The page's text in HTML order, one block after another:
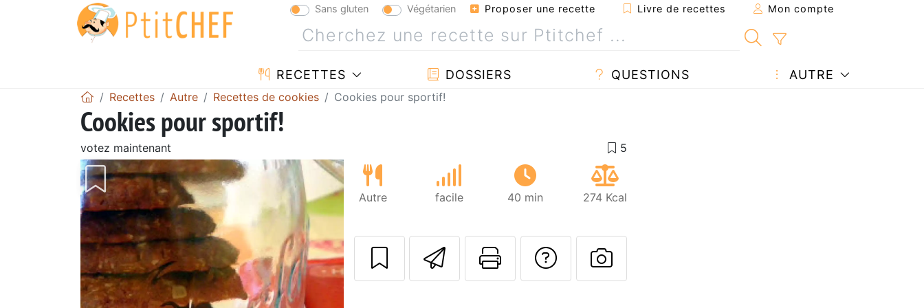
Sans gluten Végétarien Proposer une recette Livre de recettes Mon compte
RECETTES DOSSIERS QUESTIONS AUTRE
Recettes Autre Recettes de cookies Cookies pour sportif!
Cookies pour sportif!
votez maintenant
Autre facile 40 min 274 Kcal
Envoyer cette recette à un ami
Imprimer cette page
Poser une question à l'auteur
Publier votre photo de cette